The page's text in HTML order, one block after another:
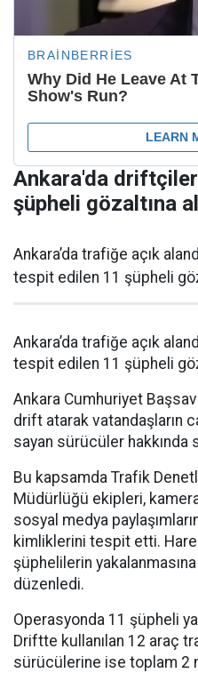
Ankara'da
şüpheli gözaltına
Ankara’da trafiğe açık
tespit edilen 11 şüpheli
Ankara’da trafiğe açık
tespit edilen 11 şüpheli
Ankara Cumhuriyet
drift atarak vatandaşların
sayan sürücüler hakkında
Bu kapsamda Trafik
Müdürlüğü ekipleri,
sosyal medya
kimliklerini tespit etti.
şüphelilerin
düzenledi.
Operasyonda 11 şüpheli
Driftte kullanılan 12 araç
sürücülerine ise toplam 2